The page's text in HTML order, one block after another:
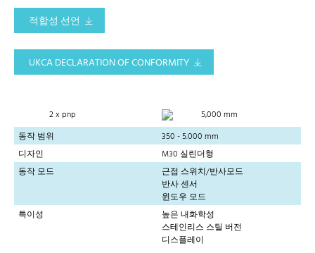
적합성 선언
UKCA DECLARATION OF CONFORMITY
2 x pnp
5,000 mm
동작 범위
350 - 5.000 mm
디자인
M30 실린더형
동작 모드
근접 스위치/반사모드
반사 센서
윈도우 모드
특이성
높은 내화학성
스테인리스 스틸 버전
디스플레이